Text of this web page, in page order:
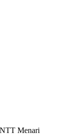
Menari